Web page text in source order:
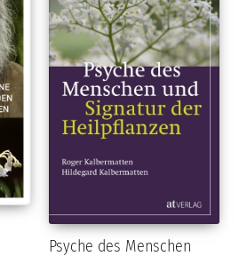
Psyche des Menschen